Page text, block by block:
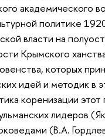
академического
политике
власти на
Крымского
которых
идей и методик в
коренизации
лидеров
(В.А.